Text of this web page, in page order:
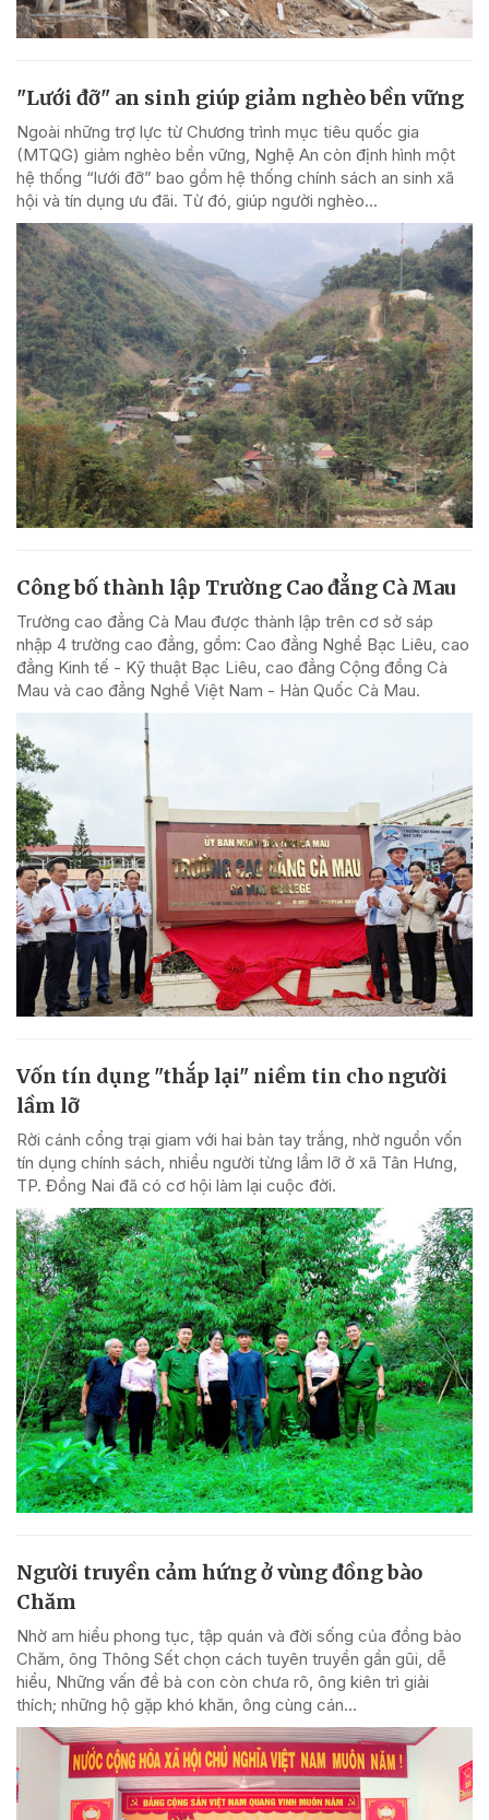
"Lưới đỡ" an sinh giúp giảm nghèo bền vững
Ngoài những trợ lực từ Chương trình mục tiêu quốc gia
(MTQG) giảm nghèo bền vững, Nghệ An còn định hình một
hệ thống “lưới đỡ” bao gồm hệ thống chính sách an sinh xã
hội và tín dụng ưu đãi. Từ đó, giúp người nghèo...
Công bố thành lập Trường Cao đẳng Cà Mau
Trường cao đẳng Cà Mau được thành lập trên cơ sở sáp
nhập 4 trường cao đẳng, gồm: Cao đẳng Nghề Bạc Liêu, cao
đẳng Kinh tế - Kỹ thuật Bạc Liêu, cao đẳng Cộng đồng Cà
Mau và cao đẳng Nghề Việt Nam - Hàn Quốc Cà Mau.
Vốn tín dụng "thắp lại" niềm tin cho người
lầm lỡ
Rời cánh cổng trại giam với hai bàn tay trắng, nhờ nguồn vốn
tín dụng chính sách, nhiều người từng lầm lỡ ở xã Tân Hưng,
TP. Đồng Nai đã có cơ hội làm lại cuộc đời.
Người truyền cảm hứng ở vùng đồng bào
Chăm
Nhờ am hiểu phong tục, tập quán và đời sống của đồng bào
Chăm, ông Thông Sết chọn cách tuyên truyền gần gũi, dễ
hiểu, Những vấn đề bà con còn chưa rõ, ông kiên trì giải
thích; những hộ gặp khó khăn, ông cùng cán...